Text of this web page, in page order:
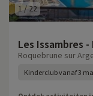
1 /22
Les Issambres -
Roquebrune sur
Kinderclub vanaf 3